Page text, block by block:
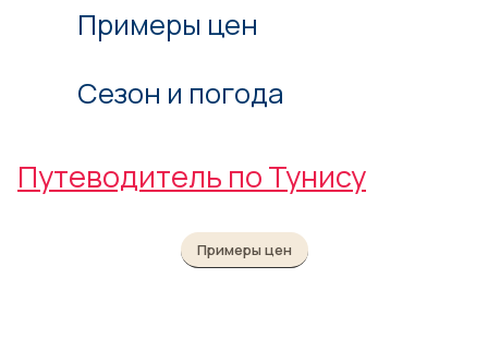
Примеры цен
Сезон и погода
Путеводитель по Тунису
Примеры цен